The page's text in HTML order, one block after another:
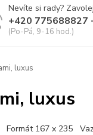
Nevíte si rady?
+420 775688827
(Po-Pá, 9-16 hod.)
luxus
luxus
Formát 167 x 235